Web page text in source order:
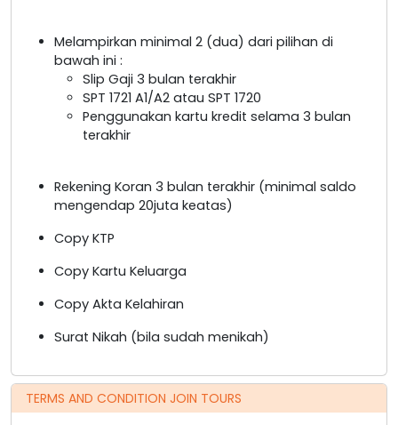
Melampirkan minimal 2 (dua) dari pilihan di
bawah ini :
Slip Gaji 3 bulan terakhir
SPT 1721 A1/A2 atau SPT 1720
Penggunakan kartu kredit selama 3 bulan
terakhir
Rekening Koran 3 bulan terakhir (minimal saldo
mengendap 20juta keatas)
Copy KTP
Copy Kartu Keluarga
Copy Akta Kelahiran
Surat Nikah (bila sudah menikah)
TERMS AND CONDITION JOIN TOURS